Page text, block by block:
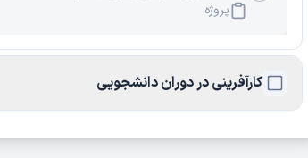
پروژه
کارآفرینی در دوران دانشجویی